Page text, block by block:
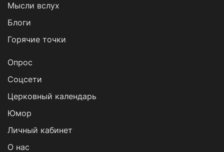
Мысли вслух
Блоги
Горячие точки
Опрос
Cоцсети
Церковный календарь
Юмор
Личный кабинет
О нас